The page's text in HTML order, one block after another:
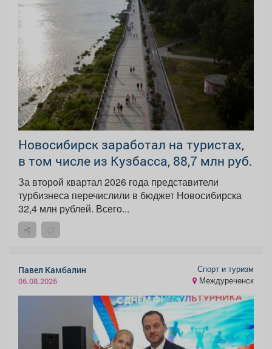
Новосибирск заработал на туристах,
в том числе из Кузбасса, 88,7 млн руб.
За второй квартал 2026 года представители
турбизнеса перечислили в бюджет Новосибирска
32,4 млн рублей. Всего...
Павел Камбалин
06.08.2026
Спорт и туризм
Междуреченск